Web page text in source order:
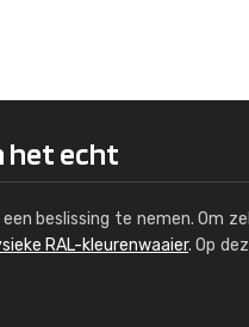
het echt
beslissing te nemen. Om
RAL-kleurenwaaier. Op